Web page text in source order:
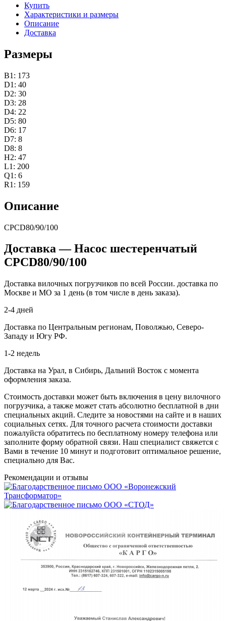
Купить
Характеристики и размеры
Описание
Доставка
Размеры
B1: 173
D1: 40
D2: 30
D3: 28
D4: 22
D5: 80
D6: 17
D7: 8
D8: 8
H2: 47
L1: 200
Q1: 6
R1: 159
Описание
CPCD80/90/100
Доставка — Насос шестеренчатый
CPCD80/90/100
Доставка вилочных погрузчиков по всей России. доставка по
Москве и МО за 1 день (в том числе в день заказа).
2-4 дней
Доставка по Центральным регионам, Поволжью, Северо-
Западу и Югу РФ.
1-2 недель
Доставка на Урал, в Сибирь, Дальний Восток с момента
оформления заказа.
Стоимость доставки может быть включения в цену вилочного
погрузчика, а также может стать абсолютно бесплатной в дни
специальных акций. Следите за новостями на сайте и в наших
социальных сетях. Для точного расчета стоимости доставки
пожалуйста обратитесь по бесплатному номеру телефона или
заполните форму обратной связи. Наш специалист свяжется с
Вами в течение 10 минут и подготовит оптимальное решение,
специально для Вас.
Рекомендации и отзывы